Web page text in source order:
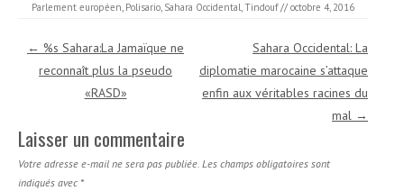
Parlement européen, Polisario, Sahara Occidental,Tindouf // octobre 4, 2016
Navigation des articles
← %s Sahara:La Jamaïque ne
reconnaît plus la pseudo
«RASD»
Sahara Occidental: La
diplomatie marocaine s’attaque
enfin aux véritables racines du
mal →
Laisser un commentaire
Votre adresse e-mail ne sera pas publiée. Les champs obligatoires sont
indiqués avec *